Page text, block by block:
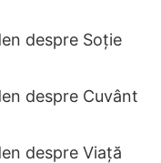
despre Soție
despre Cuvânt
despre Viață